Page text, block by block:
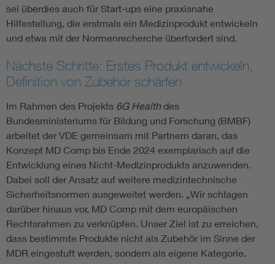
sei überdies auch für Start-ups eine praxisnahe
Hilfestellung, die erstmals ein Medizinprodukt entwickeln
und etwa mit der Normenrecherche überfordert sind.
Nächste Schritte: Erstes Produkt entwickeln,
Definition von Zubehör schärfen
Im Rahmen des Projekts 6G Healthdes
Bundesministeriums für Bildung und Forschung (BMBF)
arbeitet der VDE gemeinsam mit Partnern daran, das
Konzept MD Comp bis Ende 2024 exemplarisch auf die
Entwicklung eines Nicht-Medizinprodukts anzuwenden.
Dabei soll der Ansatz auf weitere medizintechnische
Sicherheitsnormen ausgeweitet werden. „Wir schlagen
darüber hinaus vor, MD Comp mit dem europäischen
Rechtsrahmen zu verknüpfen. Unser Ziel ist zu erreichen,
dass bestimmte Produkte nicht als Zubehör im Sinne der
MDR eingestuft werden, sondern als eigene Kategorie.